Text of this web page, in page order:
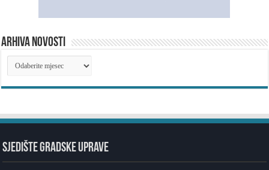
ARHIVA NOVOSTI
ARHIVA
NOVOSTI
SJEDIŠTE GRADSKE UPRAVE